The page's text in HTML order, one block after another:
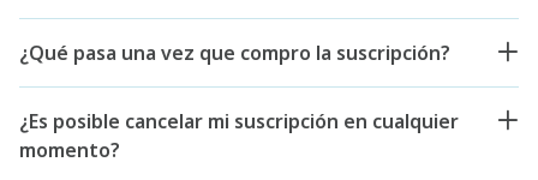
¿Qué pasa una vez que compro la suscripción?
¿Es posible cancelar mi suscripción en cualquier
momento?